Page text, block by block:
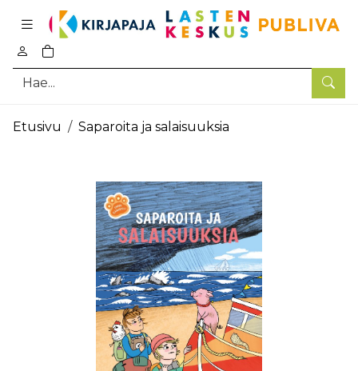
Hae
0
tuotetta ostoskorissa
Pääsisältö
Etusivu Saparoita ja salaisuuksia